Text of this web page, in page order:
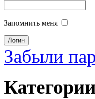
Запомнить меня
Забыли
Категории